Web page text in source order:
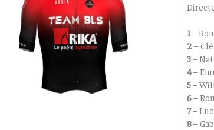
1–
2–
3–
4–
5–
6–
7–
8–